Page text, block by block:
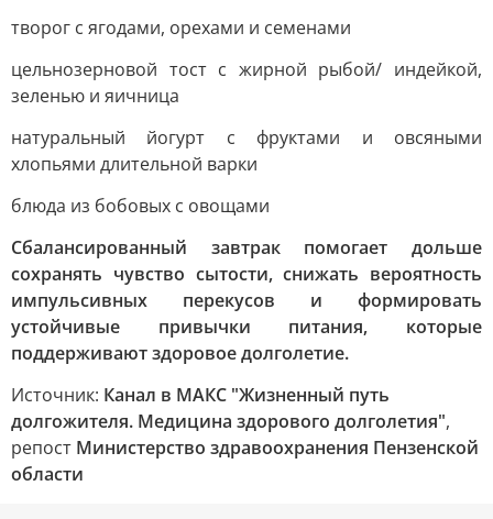
творог с ягодами, орехами и семенами
цельнозерновой тост с жирной рыбой/ индейкой,
зеленью и яичница
натуральный йогурт с фруктами и овсяными
хлопьями длительной варки
блюда из бобовых с овощами
Сбалансированный завтрак помогает дольше
сохранять чувство сытости, снижать вероятность
импульсивных перекусов и формировать
устойчивые привычки питания, которые
поддерживают здоровое долголетие.
Источник: Канал в МАКС "Жизненный путь
долгожителя. Медицина здорового долголетия",
репост Министерство здравоохранения Пензенской
области